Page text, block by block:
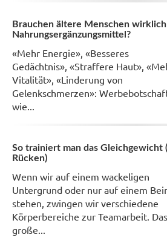
Brauchen ältere Menschen wirklich
Nahrungsergänzungsmittel?
«Mehr Energie», «Besseres
Gedächtnis», «Straffere Haut»,
Vitalität», «Linderung von
Gelenkschmerzen»:
wie...
So trainiert man das Gleichgewicht
Rücken)
Wenn wir auf einem wackeligen
Untergrund oder nur auf einem
stehen, zwingen wir verschiedene
Körperbereiche zur Teamarbeit. Das
große...